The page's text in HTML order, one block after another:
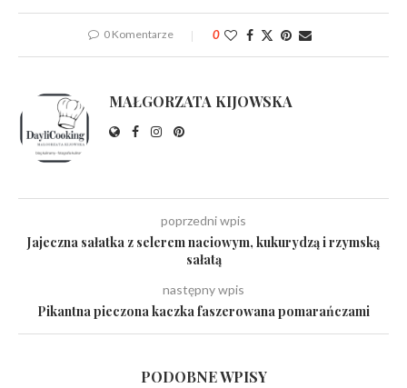
0 Komentarze 0
MAŁGORZATA KIJOWSKA
poprzedni wpis
Jajeczna sałatka z selerem naciowym, kukurydzą i rzymską
sałatą
następny wpis
Pikantna pieczona kaczka faszerowana pomarańczami
PODOBNE WPISY